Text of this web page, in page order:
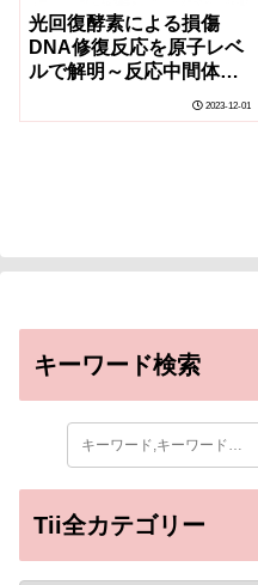
光回復酵素による損傷
DNA修復反応を原子レベ
ルで解明～反応中間体立
たな酵素学の扉を開く～
2023-12-01
キーワード検索
Tii全カテゴリー